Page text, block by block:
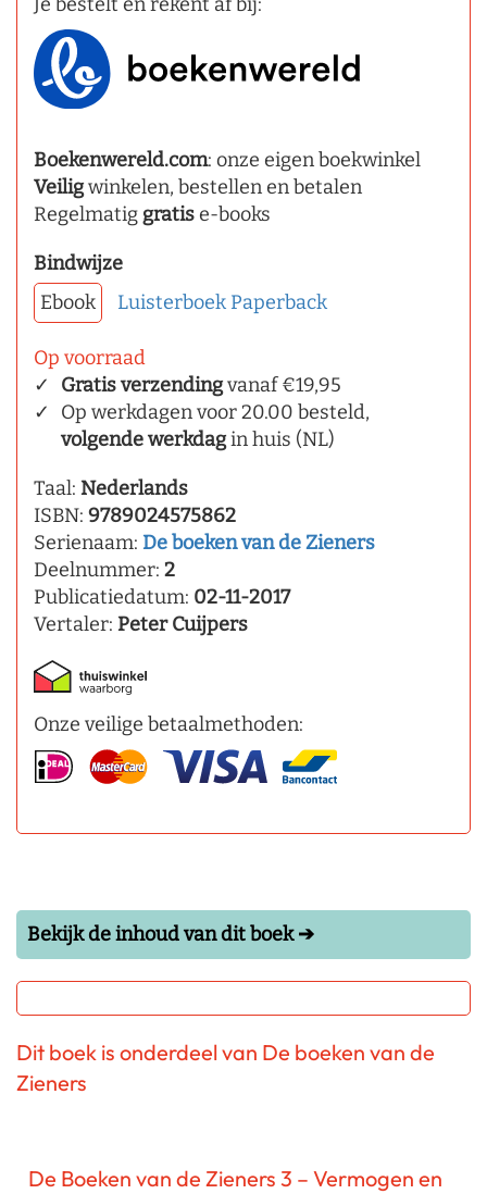
Boekenwereld.com: onze eigen boekwinkel
Veiligwinkelen, bestellen en betalen
Regelmatig gratise-books
Bindwijze
Ebook
Luisterboek Paperback
Op voorraad
Gratis verzendingvanaf €19,95
Op werkdagen voor 20.00 besteld,
volgende werkdagin huis (NL)
Taal: Nederlands
ISBN: 9789024575862
Serienaam: De boeken van de Zieners
Deelnummer: 2
Publicatiedatum: 02-11-2017
Vertaler: Peter Cuijpers
Onze veilige betaalmethoden:
Bekijk de inhoud van dit boek ➔
Dit boek is onderdeel van De boeken van de
Zieners
De Boeken van de Zieners 3 – Vermogen en